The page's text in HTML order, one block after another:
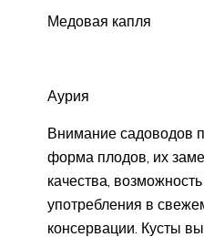
Медовая капля
Аурия
Внимание садоводов
форма плодов, их
качества,
употребления в
консервации. Кусты